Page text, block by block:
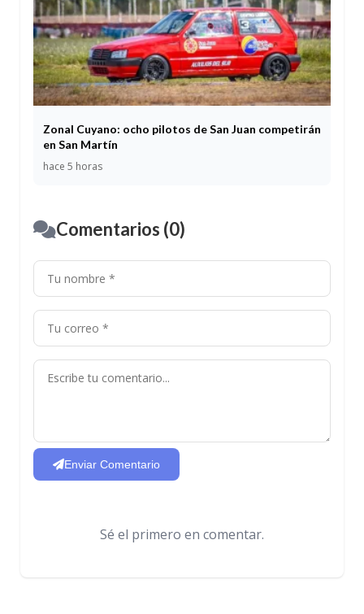
Zonal Cuyano: ocho pilotos de San Juan competirán
en San Martín
hace 5 horas
Comentarios (0)
Enviar Comentario
Sé el primero en comentar.